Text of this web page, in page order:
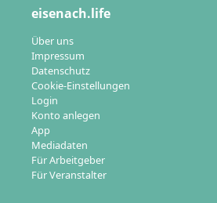
eisenach.life
Über uns
Impressum
Datenschutz
Cookie-Einstellungen
Login
Konto anlegen
App
Mediadaten
Für Arbeitgeber
Für Veranstalter